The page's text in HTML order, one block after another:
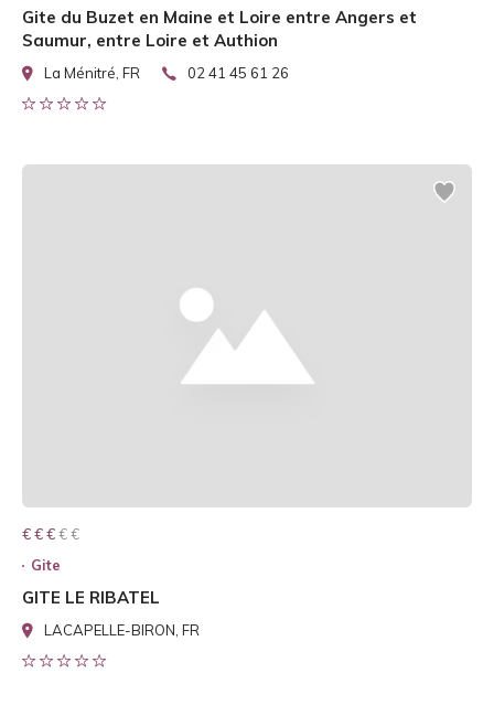
Gite du Buzet en Maine et Loire entre Angers et
Saumur, entre Loire et Authion
La Ménitré, FR 02 41 45 61 26
€ € € € €
€ € €
Gite
GITE LE RIBATEL
LACAPELLE-BIRON, FR